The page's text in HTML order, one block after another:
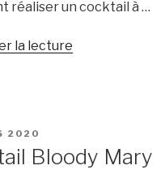
réaliser un cocktail à …
la lecture
plusieurs
2020
Bloody Mary